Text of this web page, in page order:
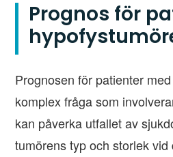
Prognos för
Prognosen för patienter
komplex fråga som
kan påverka utfallet av
tumörens typ och storlek